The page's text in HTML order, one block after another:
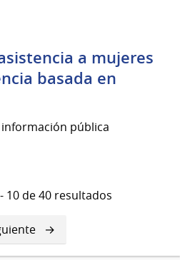
a mujeres
basada en
pública
10 de 40 resultados